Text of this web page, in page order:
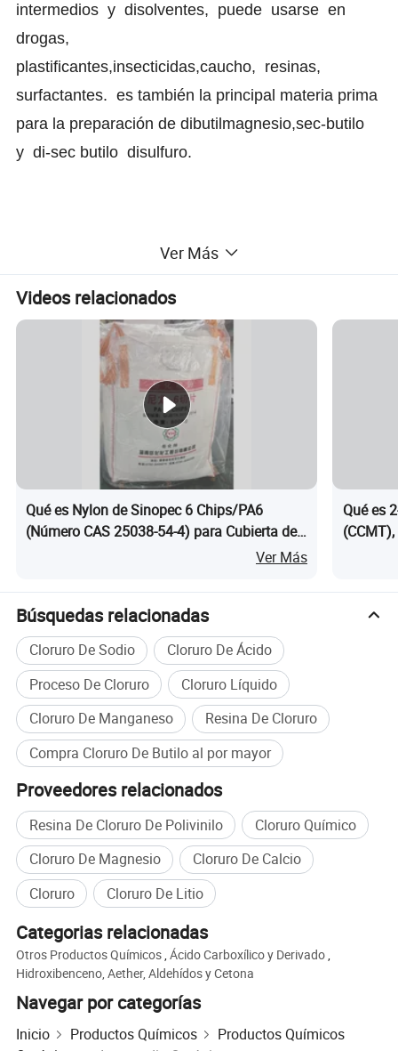
intermedios y disolventes, puede usarse en
drogas,
plastificantes,insecticidas,caucho, resinas,
surfactantes. es también la principal materia prima
para la preparación de dibutilmagnesio,sec-butilo
y di-sec butilo disulfuro.
Embalaje y envío
Ver Más
Videos relacionados
Qué es Nylon de Sinopec 6 Chips/PA6
(Número CAS 25038-54-4) para Cubierta de
Ver Más
Qué es
Búsquedas relacionadas
Cloruro De Sodio
Cloruro De Ácido
Proceso De Cloruro
Cloruro Líquido
Cloruro De Manganeso
Resina De Cloruro
Compra Cloruro De Butilo al por mayor
Proveedores relacionados
Resina De Cloruro De Polivinilo
Cloruro Químico
Cloruro De Magnesio
Cloruro De Calcio
Cloruro
Cloruro De Litio
Categorias relacionadas
Otros Productos Químicos,Ácido Carboxílico y Derivado,
Hidroxibenceno, Aether, Aldehídos y Cetona
Navegar por categorías
Inicio Productos Químicos
Productos Químicos